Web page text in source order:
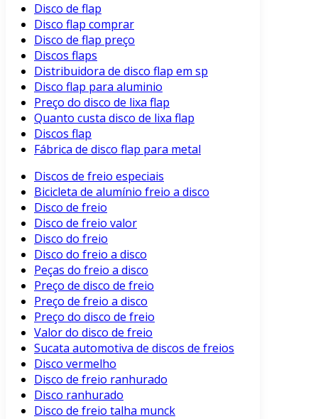
Disco de flap
Disco flap comprar
Disco de flap preço
Discos flaps
Distribuidora de disco flap em sp
Disco flap para aluminio
Preço do disco de lixa flap
Quanto custa disco de lixa flap
Discos flap
Fábrica de disco flap para metal
Discos de freio especiais
Bicicleta de alumínio freio a disco
Disco de freio
Disco de freio valor
Disco do freio
Disco do freio a disco
Peças do freio a disco
Preço de disco de freio
Preço de freio a disco
Preço do disco de freio
Valor do disco de freio
Sucata automotiva de discos de freios
Disco vermelho
Disco de freio ranhurado
Disco ranhurado
Disco de freio talha munck